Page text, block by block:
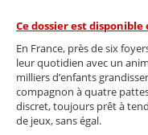
Ce dossier est
En France, près de six
leur quotidien avec un
milliers d’enfants
compagnon à quatre
discret, toujours prêt à
de jeux, sans égal.